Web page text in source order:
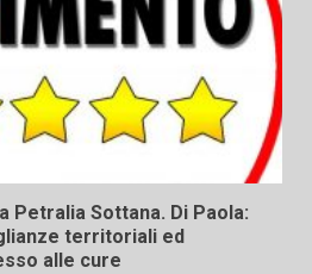
Petralia Sottana. Di Paola:
territoriali ed
alle cure